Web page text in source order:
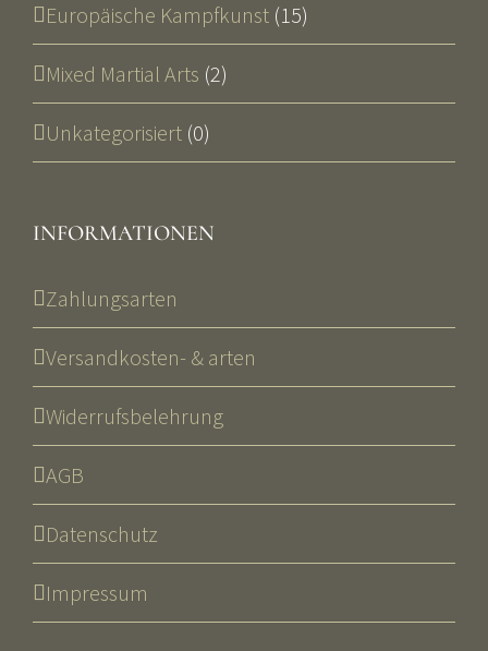
Europäische Kampfkunst (15)
Mixed Martial Arts (2)
Unkategorisiert (0)
INFORMATIONEN
Zahlungsarten
Versandkosten- & arten
Widerrufsbelehrung
AGB
Datenschutz
Impressum